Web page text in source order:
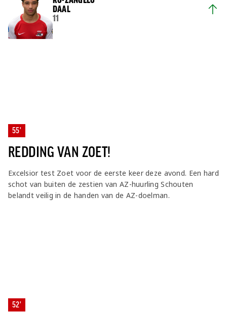
DAAL
11
55'
REDDING VAN ZOET!
Excelsior test Zoet voor de eerste keer deze avond. Een hard
schot van buiten de zestien van AZ-huurling Schouten
belandt veilig in de handen van de AZ-doelman.
52'